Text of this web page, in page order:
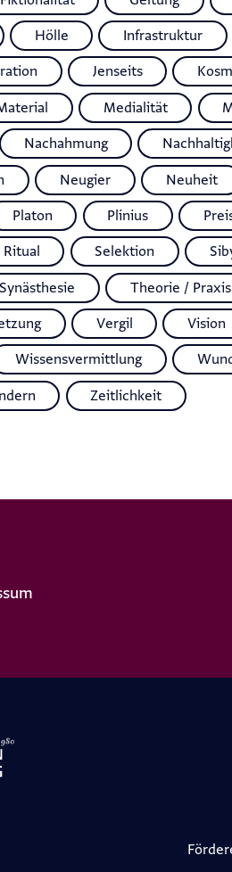
Hölle Infrastruktur
Jenseits
Medialität
Nachahmung
Neugier Neuheit
Platon Plinius
Ritual Selektion
Synästhesie Theorie / Praxis
Vergil Vision
Wissensvermittlung
Zeitlichkeit